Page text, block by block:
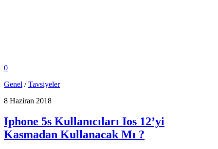
0
Genel /Tavsiyeler
8 Haziran 2018
Iphone 5s Kullanıcıları Ios 12’yi
Kasmadan Kullanacak Mı ?